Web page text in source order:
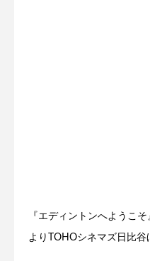
『エディントンへようこ
よりTOHOシネマズ日比谷